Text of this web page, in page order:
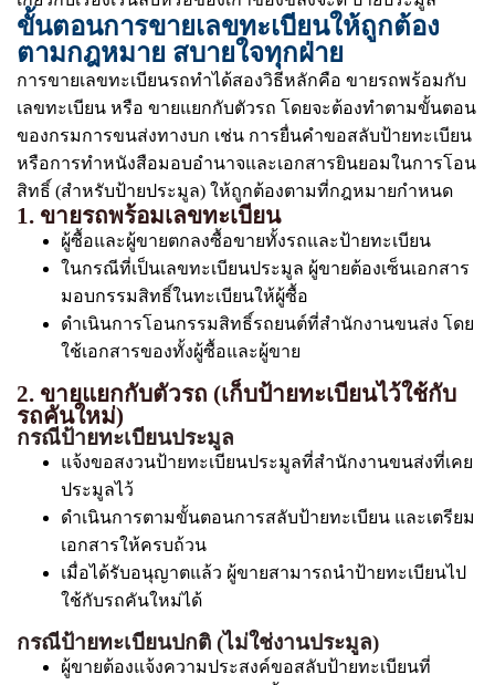
ขั้นตอนการขายเลขทะเบียนให้ถูกต้อง
ตามกฎหมาย สบายใจทุกฝ่าย
การขายเลขทะเบียนรถทำได้สองวิธีหลักคือ ขายรถพร้อมกับ
เลขทะเบียน หรือ ขายแยกกับตัวรถ โดยจะต้องทำตามขั้นตอน
ของกรมการขนส่งทางบก เช่น การยื่นคำขอสลับป้ายทะเบียน
หรือการทำหนังสือมอบอำนาจและเอกสารยินยอมในการโอน
สิทธิ์ (สำหรับป้ายประมูล) ให้ถูกต้องตามที่กฎหมายกำหนด
1. ขายรถพร้อมเลขทะเบียน
ผู้ซื้อและผู้ขายตกลงซื้อขายทั้งรถและป้ายทะเบียน
ในกรณีที่เป็นเลขทะเบียนประมูล ผู้ขายต้องเซ็นเอกสาร
มอบกรรมสิทธิ์ในทะเบียนให้ผู้ซื้อ
ดำเนินการโอนกรรมสิทธิ์รถยนต์ที่สำนักงานขนส่ง โดย
ใช้เอกสารของทั้งผู้ซื้อและผู้ขาย
2. ขายแยกกับตัวรถ (เก็บป้ายทะเบียนไว้ใช้กับ
รถคันใหม่)
กรณีป้ายทะเบียนประมูล
แจ้งขอสงวนป้ายทะเบียนประมูลที่สำนักงานขนส่งที่เคย
ประมูลไว้
ดำเนินการตามขั้นตอนการสลับป้ายทะเบียน และเตรียม
เอกสารให้ครบถ้วน
เมื่อได้รับอนุญาตแล้ว ผู้ขายสามารถนำป้ายทะเบียนไป
ใช้กับรถคันใหม่ได้
กรณีป้ายทะเบียนปกติ (ไม่ใช่งานประมูล)
ผู้ขายต้องแจ้งความประสงค์ขอสลับป้ายทะเบียนที่